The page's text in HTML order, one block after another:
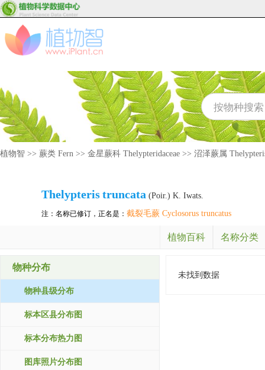
植物智 >> 蕨类 Fern >> 金星蕨科 Thelypteridaceae >> 沼泽蕨属
Thelypteristruncata (Poir.) K. Iwats.
注：名称已修订，正名是： 截裂毛蕨 Cyclosorus truncatus
植物百科 名称分类
物种分布
物种县级分布
标本区县分布图
标本分布热力图
图库照片分布图
未找到数据